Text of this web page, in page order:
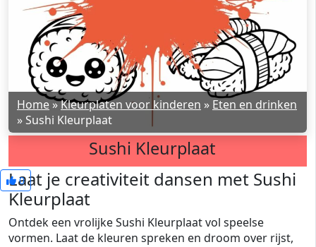
Home»Kleurplaten voor kinderen » Eten en drinken
»Sushi Kleurplaat
Sushi Kleurplaat
0
Laat je creativiteit dansen met Sushi
Kleurplaat
Ontdek een vrolijke Sushi Kleurplaat vol speelse
vormen. Laat de kleuren spreken en droom over rijst,